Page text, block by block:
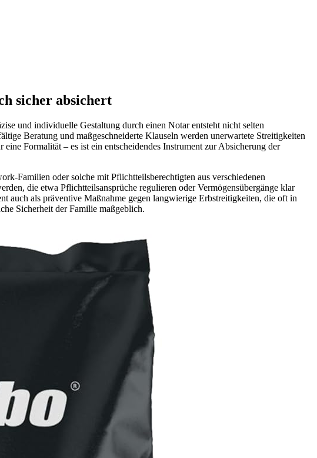
sicher absichert
und individuelle Gestaltung durch einen Notar entsteht nicht selten
Beratung und maßgeschneiderte Klauseln werden unerwartete Streitigkeiten
eine Formalität – es ist ein entscheidendes Instrument zur Absicherung der
Familien oder solche mit Pflichtteilsberechtigten aus verschiedenen
die etwa Pflichtteilsansprüche regulieren oder Vermögensübergänge klar
auch als präventive Maßnahme gegen langwierige Erbstreitigkeiten, die oft in
Sicherheit der Familie maßgeblich.